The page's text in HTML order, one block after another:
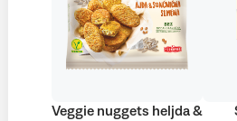
Veggie nuggets heljda &